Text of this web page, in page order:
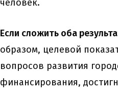
человек.
Если сложить оба
образом, целевой
вопросов развития
финансирования,